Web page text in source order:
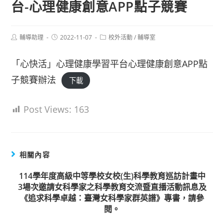
台-心理健康創意APP點子競賽
Post輔導助理
Post2022-11-07
Post校外活動 / 輔導室
「心快活」心理健康學習平台心理健康創意APP點
子競賽辦法
下載
Post Views: 163
相關內容
114學年度高級中等學校女校(生)科學教育巡訪計畫中
3場次邀請女科學家之科學教育交流暨直播活動訊息及
《追求科學卓越：臺灣女科學家群英譜》專書，請參
閱。